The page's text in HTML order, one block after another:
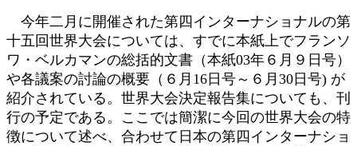
新
日
時
:
今年二月に開催された第四インターナショナルの第
十五回世界大会については、すでに本紙上でフランソ
ワ・ベルカマンの総括的文書（本紙03年６月９日号）
や各議案の討論の概要（６月16日号～６月30日号) が
紹介されている。世界大会決定報告集についても、刊
行の予定である。ここでは簡潔に今回の世界大会の特
徴について述べ、合わせて日本の第四インターナショ